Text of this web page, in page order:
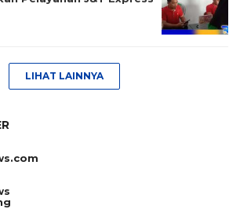
LIHAT LAINNYA